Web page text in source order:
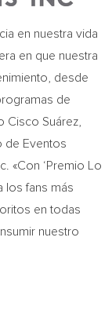
en nuestra vida
en que nuestra
desde
de
Cisco Suárez,
de Eventos
«Con ‘Premio Lo
los fans más
en todas
nuestro